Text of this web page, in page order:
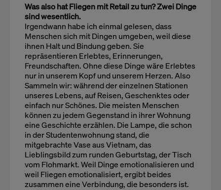
Was also hat Fliegen mit Retail zu tun? Zwei Dinge
sind wesentlich.
Irgendwann habe ich einmal gelesen, dass
Menschen sich mit Dingen umgeben, weil diese
ihnen Halt und Bindung geben. Sie
repräsentieren Erlebtes, Erinnerungen,
Freundschaften. Ohne diese Dinge wäre Erlebtes
nur in unserem Kopf und unserem Herzen. Also
Sammeln wir: während der einzelnen Stationen
unseres Lebens, auf Reisen, Geschenktes oder
einfach nur Schönes. Die meisten Menschen
können zu jedem Gegenstand in ihrer Wohnung
eine Geschichte erzählen. Die Lampe, die schon
in der Studentenwohnung stand, die
mitgebrachte Vase aus Vietnam, das
Lieblingsbild zum runden Geburtstag, der Tisch
vom Flohmarkt. Weil Dinge emotionalisieren und
weil Fliegen emotionalisiert, ergibt beides
zusammen eine Verbindung, die besonders ist.